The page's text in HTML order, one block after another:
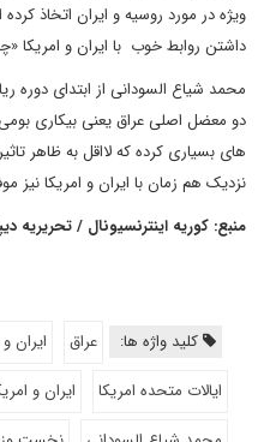
ویژه در مورد روسیه و ایران اتخاذ
داشتن روابط خوب با ایران و امریکا
محمد شیاع السودانی از ابتدای
دو معضل اصلی عراق یعنی بیکاری
های بسیاری کرده که لااقل به ظاهر
نزدیک هم زمان با ایران و امریکا نیز
منبع: کوریه اینترنسیونال / تحریریه
کلید واژه ها: عراق ایران
ایالات متحده امریکا
ایران و